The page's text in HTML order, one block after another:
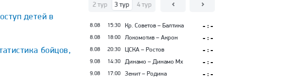
детей в
бойцов,
2 тур 3 тур 4 тур 5 тур 7 тур
8.08 15:30 Кр. Советов – Балтика - : -
8.08 18:00 Локомотив – Акрон - : -
8.08 20:30 ЦСКА – Ростов - : -
9.08 14:30 Динамо – Динамо Мх - : -
9.08 17:00 Зенит – Родина - : -